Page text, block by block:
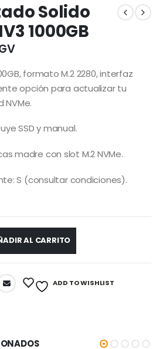
Solido
1000GB
formato M.2 2280, interfaz
opción para actualizar tu
SSD y manual.
madre con slot M.2 NVMe.
S (consultar condiciones).
AL CARRITO
ADD TO WISHLIST